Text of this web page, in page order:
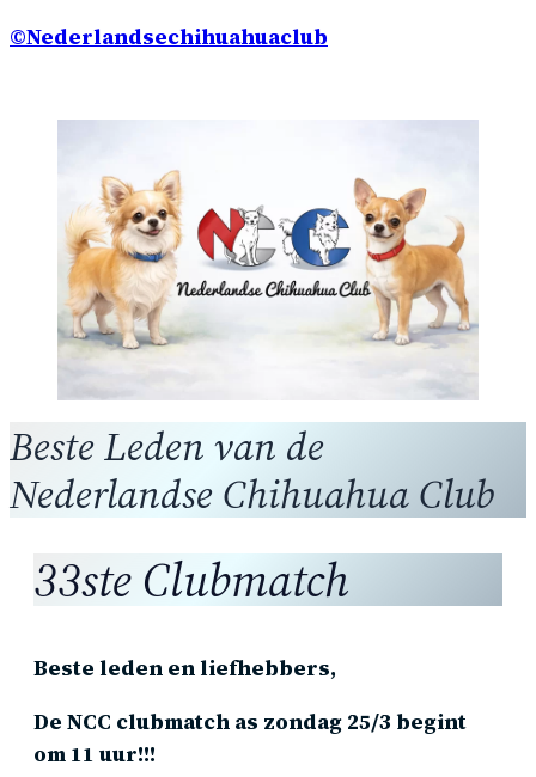
©Nederlandsechihuahuaclub
Beste Leden van de
Nederlandse Chihuahua Club
33ste Clubmatch
Beste leden en liefhebbers,
De NCC clubmatch as zondag 25/3 begint
om 11 uur!!!